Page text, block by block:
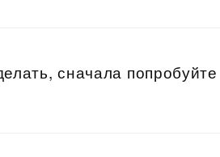
сначала попробуйте